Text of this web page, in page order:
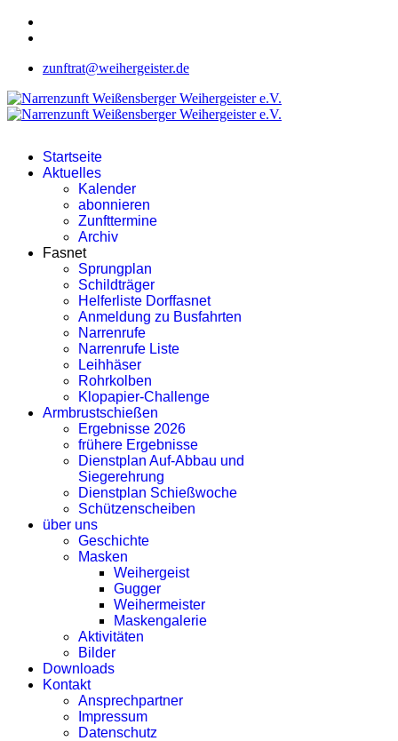
zunftrat@weihergeister.de
Startseite
Aktuelles
Kalender
abonnieren
Zunfttermine
Archiv
Fasnet
Sprungplan
Schildträger
Helferliste Dorffasnet
Anmeldung zu Busfahrten
Narrenrufe
Narrenrufe Liste
Leihhäser
Rohrkolben
Klopapier-Challenge
Armbrustschießen
Ergebnisse 2026
frühere Ergebnisse
Dienstplan Auf-Abbau und
Siegerehrung
Dienstplan Schießwoche
Schützenscheiben
über uns
Geschichte
Masken
Weihergeist
Gugger
Weihermeister
Maskengalerie
Aktivitäten
Bilder
Downloads
Kontakt
Ansprechpartner
Impressum
Datenschutz